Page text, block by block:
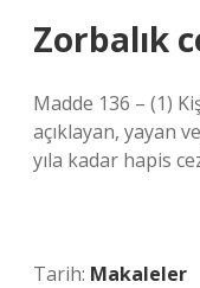
Zorbalık
Madde 136 – (1)
açıklayan, yayan
yıla kadar hapis
Tarih: Makaleler